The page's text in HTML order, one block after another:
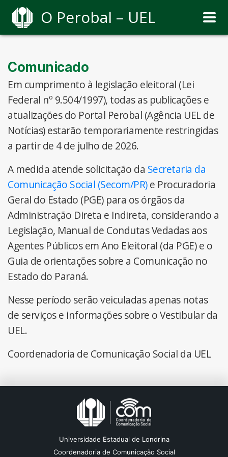
O Perobal – UEL
Comunicado
Em cumprimento à legislação eleitoral (Lei
Federal nº 9.504/1997), todas as publicações e
atualizações do Portal Perobal (Agência UEL de
Notícias) estarão temporariamente restringidas
a partir de 4 de julho de 2026.
A medida atende solicitação da Secretaria da
Comunicação Social (Secom/PR)e Procuradoria
Geral do Estado (PGE) para os órgãos da
Administração Direta e Indireta, considerando a
Legislação, Manual de Condutas Vedadas aos
Agentes Públicos em Ano Eleitoral (da PGE) e o
Guia de orientações sobre a Comunicação no
Estado do Paraná.
Nesse período serão veiculadas apenas notas
de serviços e informações sobre o Vestibular da
UEL.
Coordenadoria de Comunicação Social da UEL
Universidade Estadual de Londrina
Coordenadoria de Comunicação Social